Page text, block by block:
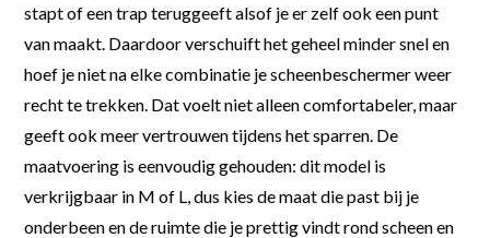
stapt of een trap teruggeeft alsof je er zelf ook een punt
van maakt. Daardoor verschuift het geheel minder snel en
hoef je niet na elke combinatie je scheenbeschermer weer
recht te trekken. Dat voelt niet alleen comfortabeler, maar
geeft ook meer vertrouwen tijdens het sparren. De
maatvoering is eenvoudig gehouden: dit model is
verkrijgbaar in M of L, dus kies de maat die past bij je
onderbeen en de ruimte die je prettig vindt rond scheen en